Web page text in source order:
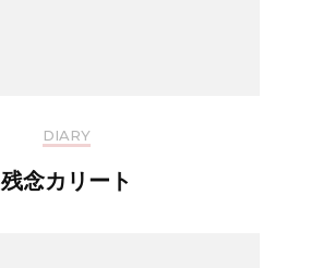
DIARY
残念カリート